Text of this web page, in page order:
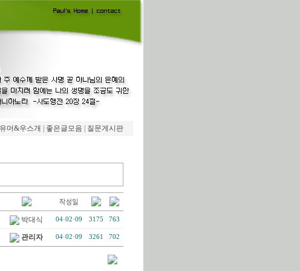
유머&우스개 좋은글모음 질문게시판
박대식 04·02·09 3175 763
관리자 04·02·09 3261 702